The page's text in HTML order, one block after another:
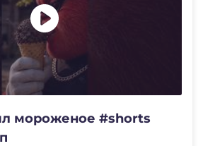
мороженое #shorts